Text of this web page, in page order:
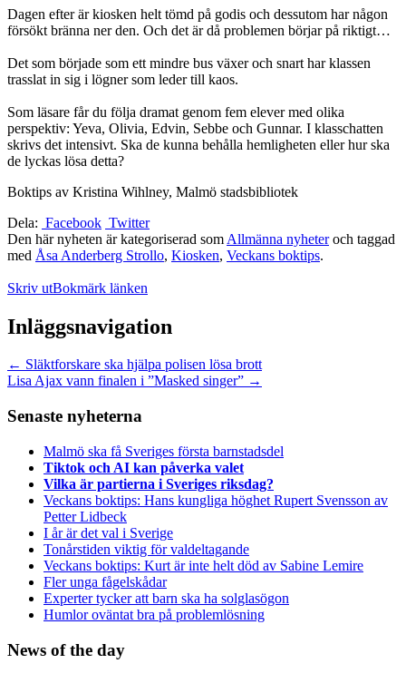
Dagen efter är kiosken helt tömd på godis och dessutom har någon
försökt bränna ner den. Och det är då problemen börjar på riktigt…
Det som började som ett mindre bus växer och snart har klassen
trasslat in sig i lögner som leder till kaos.
Som läsare får du följa dramat genom fem elever med olika
perspektiv: Yeva, Olivia, Edvin, Sebbe och Gunnar. I klasschatten
skrivs det intensivt. Ska de kunna behålla hemligheten eller hur ska
de lyckas lösa detta?
Boktips av Kristina Wihlney, Malmö stadsbibliotek
Dela: Facebook Twitter
Den här nyheten är kategoriserad som Allmänna nyheteroch taggad
med Åsa Anderberg Strollo, Kiosken, Veckans boktips.
Skriv utBokmärk länken
Inläggsnavigation
← Släktforskare ska hjälpa polisen lösa brott
Lisa Ajax vann finalen i ”Masked singer” →
Senaste nyheterna
Malmö ska få Sveriges första barnstadsdel
Tiktok och AI kan påverka valet
Vilka är partierna i Sveriges riksdag?
Veckans boktips: Hans kungliga höghet Rupert Svensson av
Petter Lidbeck
I år är det val i Sverige
Tonårstiden viktig för valdeltagande
Veckans boktips: Kurt är inte helt död av Sabine Lemire
Fler unga fågelskådar
Experter tycker att barn ska ha solglasögon
Humlor oväntat bra på problemlösning
News of the day